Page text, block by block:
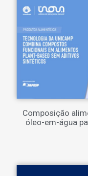
Composição
óleo-em-água